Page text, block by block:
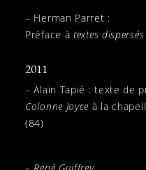
– Herman Parret :
Préface à textes dispersés
2011
– Alain Tapié : texte de
Colonne Joyce à la
(84)